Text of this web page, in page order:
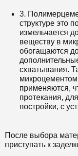
3.
структуре это
измельчается
веществу в
обогащаются
схватывания.
применяются,
протекания,
постройки, с
После выбора
приступать к